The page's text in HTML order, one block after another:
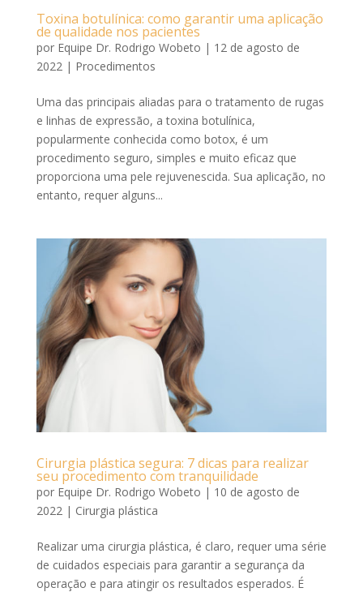
Toxina botulínica: como garantir uma aplicação
de qualidade nos pacientes
por Equipe Dr. Rodrigo Wobeto | 12 de agosto de
2022| Procedimentos
Uma das principais aliadas para o tratamento de rugas
e linhas de expressão, a toxina botulínica,
popularmente conhecida como botox, é um
procedimento seguro, simples e muito eficaz que
proporciona uma pele rejuvenescida. Sua aplicação, no
entanto, requer alguns...
Cirurgia plástica segura: 7 dicas para realizar
seu procedimento com tranquilidade
por Equipe Dr. Rodrigo Wobeto | 10 de agosto de
2022| Cirurgia plástica
Realizar uma cirurgia plástica, é claro, requer uma série
de cuidados especiais para garantir a segurança da
operação e para atingir os resultados esperados. É